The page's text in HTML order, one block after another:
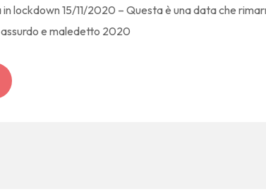
in lockdown 15/11/2020 – Questa è una data che
e maledetto 2020